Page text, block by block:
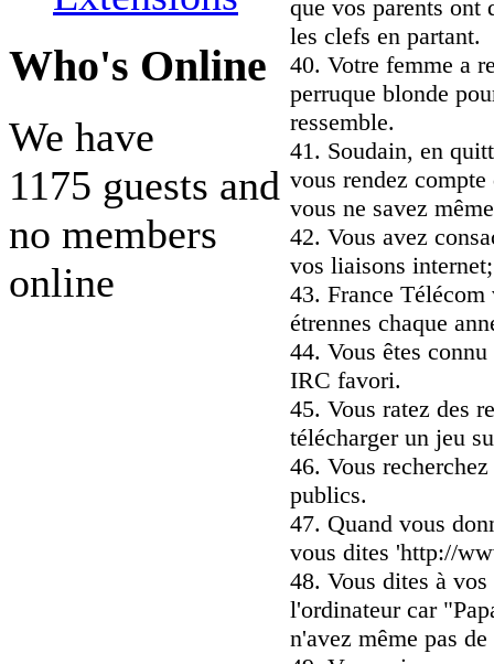
Who's Online
We have
1175 guests and
no members
online
que vos parents ont
les clefs en partant.
40. Votre femme a
perruque blonde
ressemble.
41. Soudain, en
vous rendez
vous ne savez
42. Vous avez
vos liaisons
43. France
étrennes chaque
44. Vous êtes
IRC favori.
45. Vous ratez des
télécharger un jeu
46. Vous
publics.
47. Quand vous
vous dites 'http://
48. Vous dites à
l'ordinateur car
n'avez même pas